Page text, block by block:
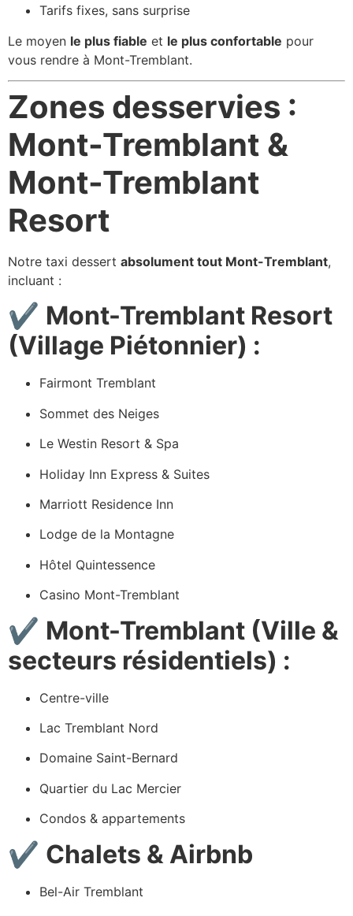
Tarifs fixes, sans surprise
Le moyen le plus fiable et le plus confortable pour
vous rendre à Mont-Tremblant.
Zones desservies :
Mont-Tremblant &
Mont-Tremblant
Resort
Notre taxi dessert absolument tout Mont-Tremblant,
incluant :
✔ Mont-Tremblant Resort
(Village Piétonnier) :
Fairmont Tremblant
Sommet des Neiges
Le Westin Resort & Spa
Holiday Inn Express & Suites
Marriott Residence Inn
Lodge de la Montagne
Hôtel Quintessence
Casino Mont-Tremblant
✔ Mont-Tremblant (Ville &
secteurs résidentiels) :
Centre-ville
Lac Tremblant Nord
Domaine Saint-Bernard
Quartier du Lac Mercier
Condos & appartements
✔ Chalets & Airbnb
Bel-Air Tremblant